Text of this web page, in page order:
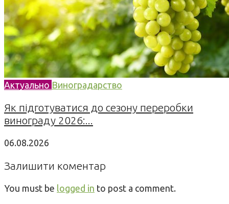
Актуально Виноградарство
Як підготуватися до сезону переробки
винограду 2026:...
06.08.2026
Залишити коментар
You must be logged in to post a comment.